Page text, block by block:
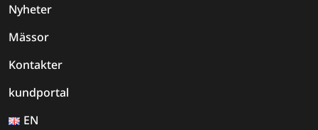
Nyheter
Mässor
Kontakter
kundportal
EN